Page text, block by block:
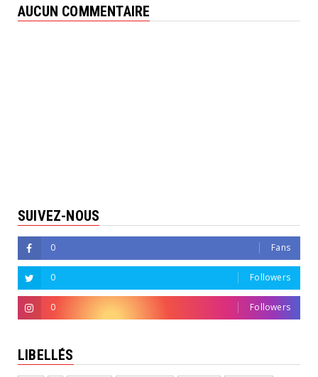
AUCUN COMMENTAIRE
SUIVEZ-NOUS
0 Fans
0 Followers
0 Followers
LIBELLÉS